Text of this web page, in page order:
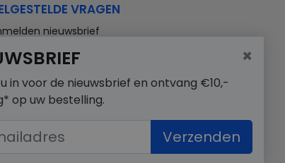
VRAGEN
nieuwsbrief
×
in voor de nieuwsbrief en ontvang €10,-
op uw bestelling.
Verzenden